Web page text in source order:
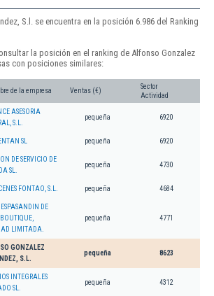
S.l. se encuentra en la posición 6.986 del Ranking
la posición en el ranking de Alfonso Gonzalez
con posiciones similares:
de la empresa Ventas (€)
Sector
Actividad
ASESORIA
S.L.
pequeña 6920
SL pequeña 6920
DE SERVICIO DE
SL.
pequeña 4730
FONTAO, S.L. pequeña 4684
DE
LIMITADA.
pequeña 4771
GONZALEZ
S.L.
pequeña 8623
INTEGRALES
SL.
pequeña 4312